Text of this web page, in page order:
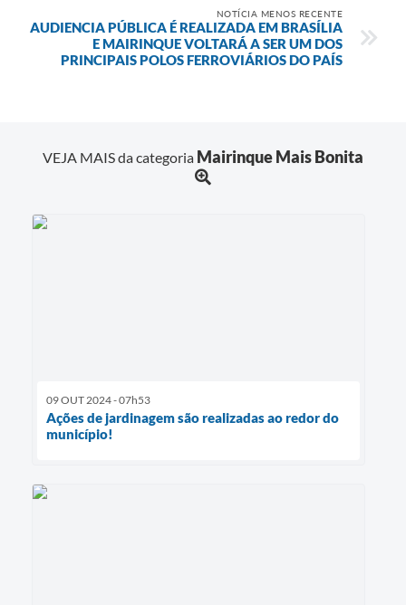
NOTÍCIA MENOS RECENTE
AUDIENCIA PÚBLICA É REALIZADA EM BRASÍLIA
E MAIRINQUE VOLTARÁ A SER UM DOS
PRINCIPAIS POLOS FERROVIÁRIOS DO PAÍS
VEJA MAIS da categoria Mairinque Mais Bonita
09 OUT 2024 - 07h53
Ações de jardinagem são realizadas ao redor do
município!